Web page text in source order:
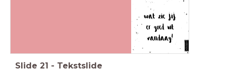
Slide 21 - Tekstslide